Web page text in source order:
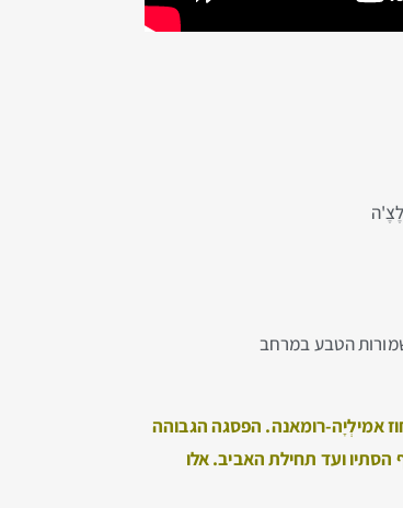
הטבע במרחב
אמילְיָה-רומאנה. הפסגה הגבוהה
ועד תחילת האביב. אלו